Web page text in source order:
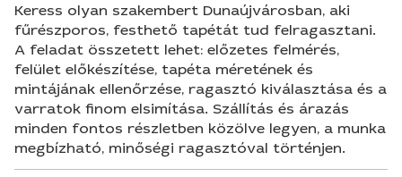
Keress olyan szakembert Dunaújvárosban, aki
fűrészporos, festhető tapétát tud felragasztani.
A feladat összetett lehet: előzetes felmérés,
felület előkészítése, tapéta méretének és
mintájának ellenőrzése, ragasztó kiválasztása és a
varratok finom elsimítása. Szállítás és árazás
minden fontos részletben közölve legyen, a munka
megbízható, minőségi ragasztóval történjen.